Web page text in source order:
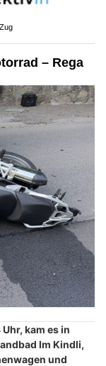
– Rega
kam es in
Im Kindli,
und